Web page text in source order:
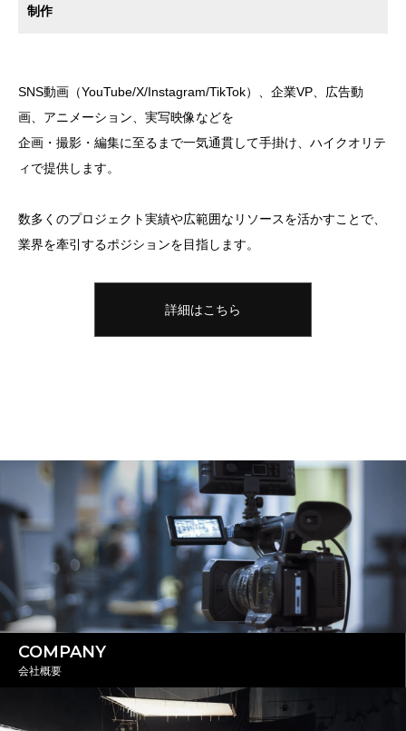
制作
SNS動画（YouTube/X/Instagram/TikTok）、企業VP、広告動
画、アニメーション、実写映像などを
企画・撮影・編集に至るまで一気通貫して手掛け、ハイクオリテ
ィで提供します。
数多くのプロジェクト実績や広範囲なリソースを活かすことで、
業界を牽引するポジションを目指します。
詳細はこちら
COMPANY
会社概要